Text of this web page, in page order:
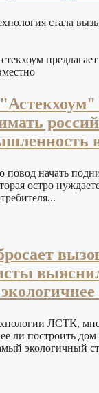
стала
повод начать
остро
ЛСТК,
ли построить дом
экологичный